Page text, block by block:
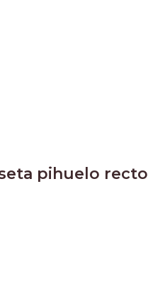
pihuelo recto